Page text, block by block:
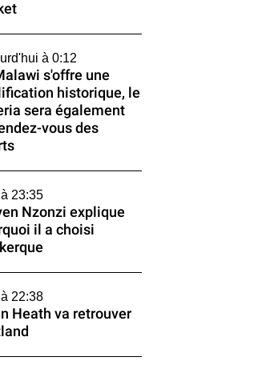
à 0:12
s'offre une
historique, le
sera également
vous des
23:35
Nzonzi explique
il a choisi
22:38
Heath va retrouver